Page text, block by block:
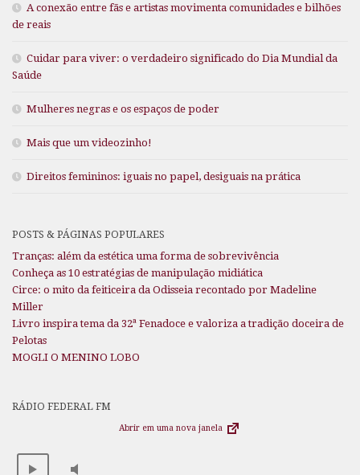
A conexão entre fãs e artistas movimenta comunidades e bilhões
de reais
Cuidar para viver: o verdadeiro significado do Dia Mundial da
Saúde
Mulheres negras e os espaços de poder
Mais que um videozinho!
Direitos femininos: iguais no papel, desiguais na prática
POSTS & PÁGINAS POPULARES
Tranças: além da estética uma forma de sobrevivência
Conheça as 10 estratégias de manipulação midiática
Circe: o mito da feiticeira da Odisseia recontado por Madeline
Miller
Livro inspira tema da 32ª Fenadoce e valoriza a tradição doceira de
Pelotas
MOGLI O MENINO LOBO
RÁDIO FEDERAL FM
Abrir em uma nova janela